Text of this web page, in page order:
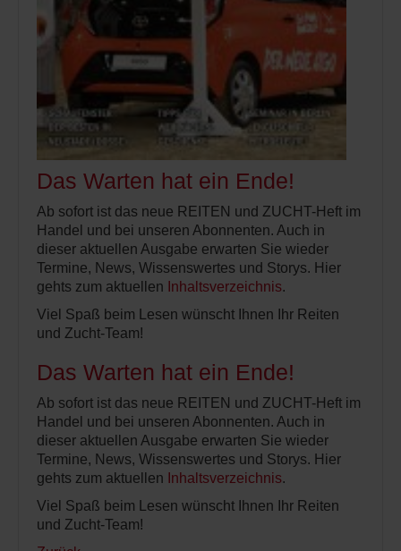
Das Warten hat ein Ende!
Ab sofort ist das neue REITEN und ZUCHT-Heft im
Handel und bei unseren Abonnenten. Auch in
dieser aktuellen Ausgabe erwarten Sie wieder
Termine, News, Wissenswertes und Storys. Hier
gehts zum aktuellen Inhaltsverzeichnis.
Viel Spaß beim Lesen wünscht Ihnen Ihr Reiten
und Zucht-Team!
Das Warten hat ein Ende!
Ab sofort ist das neue REITEN und ZUCHT-Heft im
Handel und bei unseren Abonnenten. Auch in
dieser aktuellen Ausgabe erwarten Sie wieder
Termine, News, Wissenswertes und Storys. Hier
gehts zum aktuellen Inhaltsverzeichnis.
Viel Spaß beim Lesen wünscht Ihnen Ihr Reiten
und Zucht-Team!